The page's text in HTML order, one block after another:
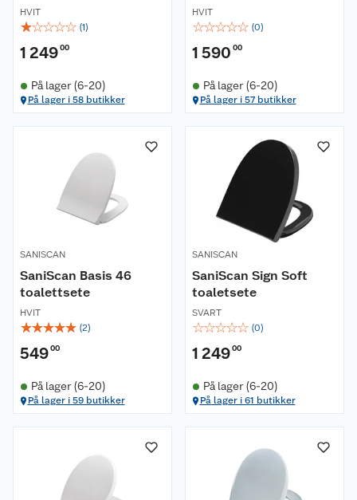
HVIT
☆☆☆☆☆ (1)
1 24900
På lager (6-20)
På lager i 58 butikker
HVIT
☆☆☆☆☆ (0)
1 590 00
På lager (6-20)
På lager i 57 butikker
SANISCAN
SaniScan Basis 46
toalettsete
HVIT
☆☆☆☆☆ (2)
54900
På lager (6-20)
På lager i 59 butikker
SANISCAN
SaniScan Sign Soft
toaletsete
SVART
☆☆☆☆☆ (0)
1 24900
På lager (6-20)
På lager i 61 butikker